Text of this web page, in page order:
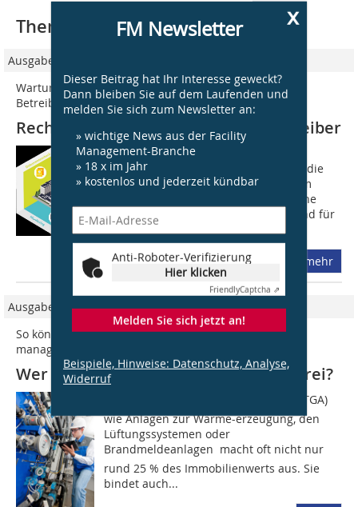
x
FM Newsletter
Dieser Beitrag hat Ihr Interesse geweckt?
Dann bleiben Sie auf dem Laufenden und
melden Sie sich zum Newsletter an:
» wichtige News aus der Facility
Management-Branche
» 18 x im Jahr
» kostenlos und jederzeit kündbar
Anti-Roboter-Verifizierung
Hier klicken
FriendlyCaptcha ⇗
Melden Sie sich jetzt an!
Beispiele, Hinweise: Datenschutz, Analyse,
Widerruf
Thematisch passende Artikel:
Ausgabe 01/2020
Wartung, Prüfung, Dokumentation: So haben Sie Ihre
Betreiberpflichten im Griff
Rechtssicherheit für Immobilienbetreiber
Der Betrieb von Immobilien ist eine
anspruchsvolle Aufgabe. Dabei spielt die
Einhaltung von Betreiberpflichten zum
Schutz von Menschen und Umwelt eine
wichtige Rolle. Und diese Auflagen sind für
die...
mehr
Ausgabe 03/2016
So können Sie Gebäudetechnik-Daten auch IT-gestützt
managen
Wer hält dem Betreiber den Rücken frei?
Die technische Gebäudeausrüstung (TGA) 
wie Anlagen zur Wärme-erzeugung, den
Lüftungssystemen oder
Brandmeldeanlagen  macht oft nicht nur
rund 25 % des Immobilienwerts aus. Sie
bindet auch...